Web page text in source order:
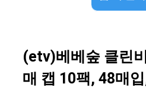
(etv)베베숲 클린
매 캡 10팩, 48매